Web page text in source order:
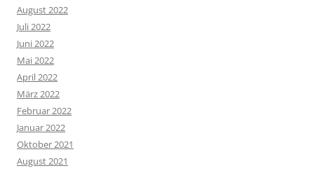
August 2022
Juli 2022
Juni 2022
Mai 2022
April 2022
März 2022
Februar 2022
Januar 2022
Oktober 2021
August 2021